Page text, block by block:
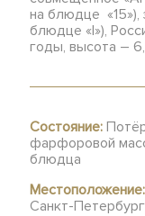
на блюдце «15»),
блюдце «I»),
годы, высота –
Состояние:
фарфоровой
блюдца
Местоположение:
Санкт-Петербург